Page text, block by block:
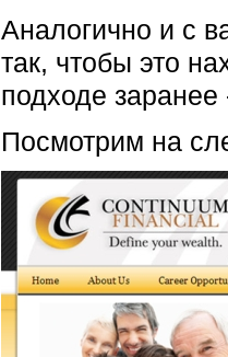
Аналогично и с
так, чтобы это
подходе заранее
Посмотрим на